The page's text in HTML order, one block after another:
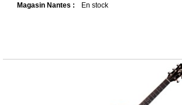
Magasin Nantes :
En stock